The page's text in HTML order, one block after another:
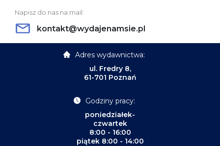
Napisz do nas na mail:
kontakt@wydajenamsie.pl
Adres wydawnictwa:
ul. Fredry 8,
61-701 Poznań
Godziny pracy:
poniedziałek-
czwartek
8:00 - 16:00
piątek 8:00 - 14:00